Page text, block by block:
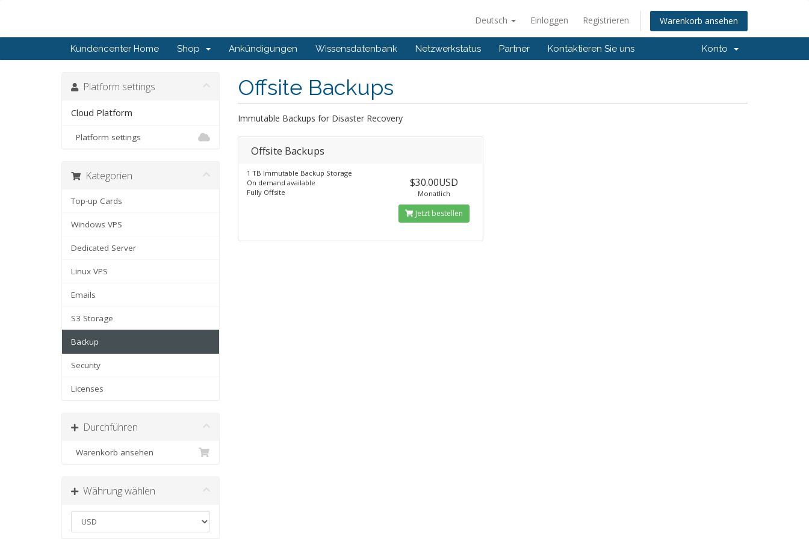
Deutsch Einloggen Registrieren Warenkorb ansehen
Kundencenter Home Shop Ankündigungen Wissensdatenbank Netzwerkstatus Partner Kontaktieren Sie uns Konto
Offsite Backups
Immutable Backups for Disaster Recovery
Platform settings
Cloud Platform
Platform settings
Kategorien
Top-up Cards
Windows VPS
Dedicated Server
Linux VPS
Emails
S3 Storage
Backup
Security
Licenses
Durchführen
Warenkorb ansehen
Währung wählen
Offsite Backups
1 TB Immutable Backup Storage
On demand available
Fully Offsite
$30.00USD
Monatlich
Jetzt bestellen